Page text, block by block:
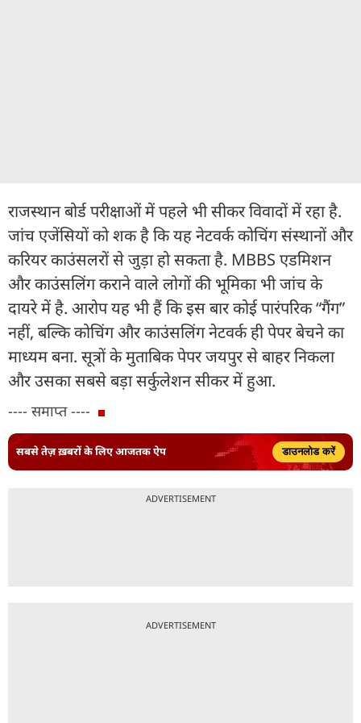
राजस्थान बोर्ड परीक्षाओं में पहले भी सीकर विवादों में रहा है.
जांच एजेंसियों को शक है कि यह नेटवर्क कोचिंग संस्थानों और
करियर काउंसलरों से जुड़ा हो सकता है. MBBS एडमिशन
और काउंसलिंग कराने वाले लोगों की भूमिका भी जांच के
दायरे में है. आरोप यह भी हैं कि इस बार कोई पारंपरिक “गैंग”
नहीं, बल्कि कोचिंग और काउंसलिंग नेटवर्क ही पेपर बेचने का
माध्यम बना. सूत्रों के मुताबिक पेपर जयपुर से बाहर निकला
और उसका सबसे बड़ा सर्कुलेशन सीकर में हुआ.
---- समाप्त ----
सबसे तेज़ ख़बरों के लिए आजतक ऐप डाउनलोड करें
ADVERTISEMENT
ADVERTISEMENT